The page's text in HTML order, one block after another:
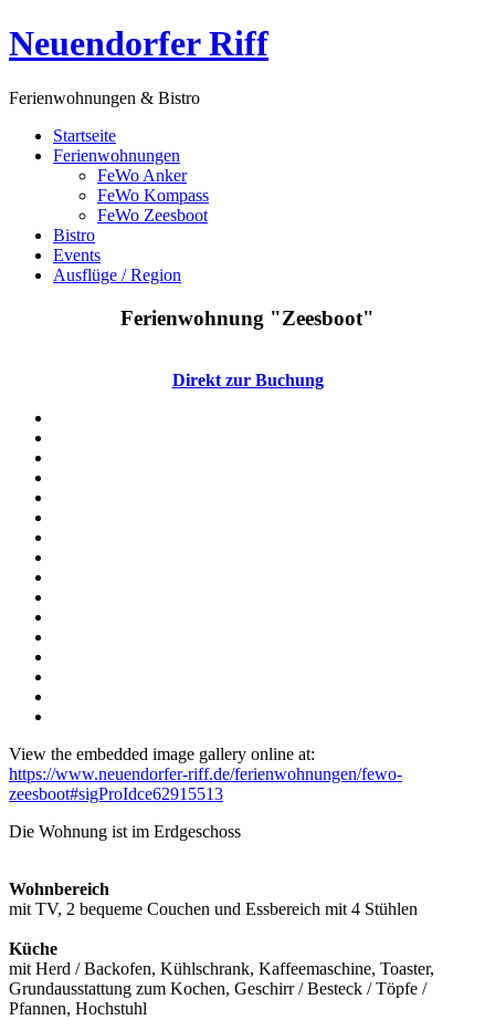
Neuendorfer Riff
Ferienwohnungen & Bistro
Startseite
Ferienwohnungen
FeWo Anker
FeWo Kompass
FeWo Zeesboot
Bistro
Events
Ausflüge / Region
Ferienwohnung "Zeesboot"
Direkt zur Buchung
View the embedded image gallery online at:
https://www.neuendorfer-riff.de/ferienwohnungen/fewo-
zeesboot#sigProIdce62915513
Die Wohnung ist im Erdgeschoss
Wohnbereich
mit TV, 2 bequeme Couchen und Essbereich mit 4 Stühlen
Küche
mit Herd / Backofen, Kühlschrank, Kaffeemaschine, Toaster,
Grundausstattung zum Kochen, Geschirr / Besteck / Töpfe /
Pfannen, Hochstuhl